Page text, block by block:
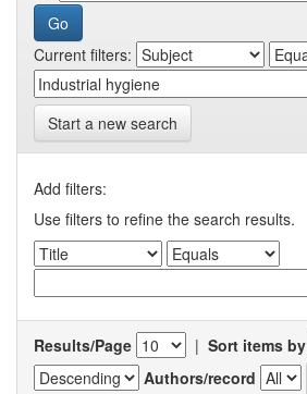
Current filters:
Start a new search
Add filters:
Use filters to refine the search results.
Results/Page | Sort items by
Authors/record